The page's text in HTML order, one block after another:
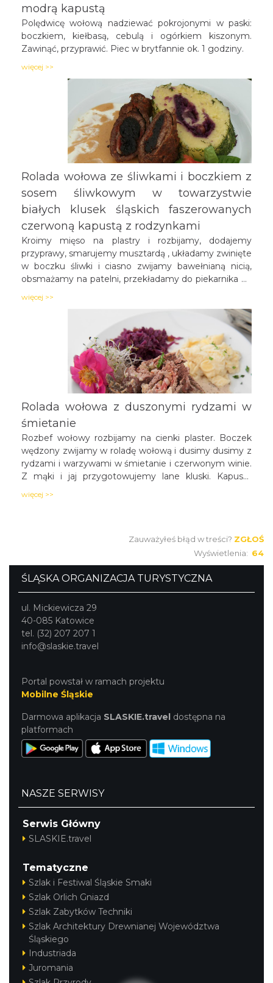
modrą kapustą
Polędwicę wołową nadziewać pokrojonymi w paski:
boczkiem, kiełbasą, cebulą i ogórkiem kiszonym.
Zawinąć, przyprawić. Piec w brytfannie ok. 1 godziny.
więcej >>
Rolada wołowa ze śliwkami i boczkiem z
sosem śliwkowym w towarzystwie
białych klusek śląskich faszerowanych
czerwoną kapustą z rodzynkami
Kroimy mięso na plastry i rozbijamy, dodajemy
przyprawy, smarujemy musztardą , układamy zwinięte
w boczku śliwki i ciasno zwijamy bawełnianą nicią,
obsmażamy na patelni, przekładamy do piekarnika na
otrzymanego wywaru sporządzamy sos ze śliwkami,
więcej >>
Rolada wołowa z duszonymi rydzami w
śmietanie
Rozbef wołowy rozbijamy na cienki plaster. Boczek
wędzony zwijamy w roladę wołową i dusimy dusimy z
rydzami i warzywami w śmietanie i czerwonym winie.
Z mąki i jaj przygotowujemy lane kluski. Kapustę
rodzynkami. Pokrojoną w plastry roladę serwujemy na
więcej >>
Zauważyłeś błąd w treści? ZGŁOŚ
Wyświetlenia: 64
ŚLĄSKA ORGANIZACJA TURYSTYCZNA
ul. Mickiewicza 29
40-085 Katowice
tel. (32) 207 207 1
info@slaskie.travel
Portal powstał w ramach projektu
Mobilne Śląskie
Darmowa aplikacja SLASKIE.travel dostępna na
platformach
NASZE SERWISY
Serwis Główny
SLASKIE.travel
Tematyczne
Szlak i Festiwal Śląskie Smaki
Szlak Orlich Gniazd
Szlak Zabytków Techniki
Szlak Architektury Drewnianej Województwa
Śląskiego
Industriada
Juromania